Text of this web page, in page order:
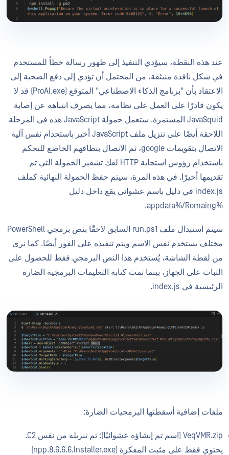
عند هذه النقطة، سيؤدي التنفيذ إلى ظهور رسالة خطأ للمستخدم
في شكل نافذة منبثقة، من المحتمل أن تؤدي إلى دفع الضحية إلى
الاعتقاد بأن "برنامج الذكاء الاصطناعي" المتوقع (ProAI.exe) قد لا
يكون قادرًا على العمل على نظامه، مما يصرف انتباهه عن إصابة
JavaSquid المستمرة. ستعمل حمولة JavaScript هذه في المرحلة
اللاحقة أيضًا على تنزيل ملف JavaScript أخير باستخدام نفس آلية
الاتصال بتقويمات google، ثم الاتصال بنطاقهم الخاضع للتحكم
باستخدام رؤوس استجابة HTTP لفك تشفير الحمولة التي تم
تقديمها أخيرًا. في هذه المرة، سيتم حفظ الحمولة النهائية كملف
index.js في دليل باسم عشوائي يقع داخل دليل
%appdata%/Romaing.
سيتم استبدال ملف run.ps1 السابق لاحقًا بنص برمجي PowerShell
مختلف يستخدم نفس الاسم ويتم تنفيذه على الفور أيضًا. كما نرى
من لقطة الشاشة، يُستخدم هذا النص البرمجي فقط للحصول على
الثبات على الجهاز، بينما تمت كتابة التعليمات البرمجية الضارة
الرئيسية في index.js.
ملفات إضافية أسقطتها البرمجيات الضارة:
VeqVMR.zip (اسم تم إنشاؤه عشوائيًا): تم تنزيله من نفس C2.
يحتوي فقط على مثبت المفكرة (npp.8.6.6.6.Installer.exe)